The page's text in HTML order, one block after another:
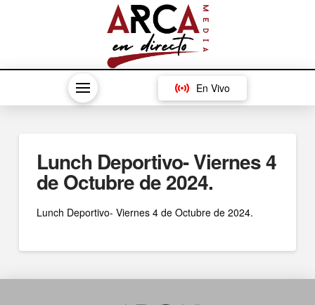
En Vivo
Lunch Deportivo- Viernes 4
de Octubre de 2024.
Lunch Deportivo- Viernes 4 de Octubre de 2024.